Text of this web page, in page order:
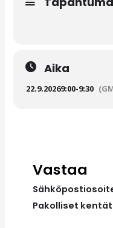
Aika
22.9.20269:00-9:30
Vastaa
Pakolliset